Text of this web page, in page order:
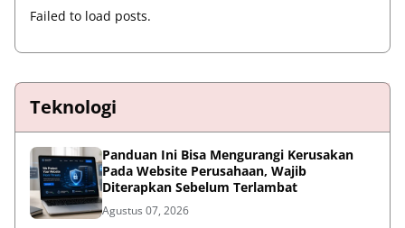
Failed to load posts.
Teknologi
Panduan Ini Bisa Mengurangi Kerusakan
Pada Website Perusahaan, Wajib
Diterapkan Sebelum Terlambat
Agustus 07, 2026